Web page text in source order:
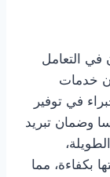
التعامل
خدمات
في توفير
وضمان تبريد
بكفاءة، مما